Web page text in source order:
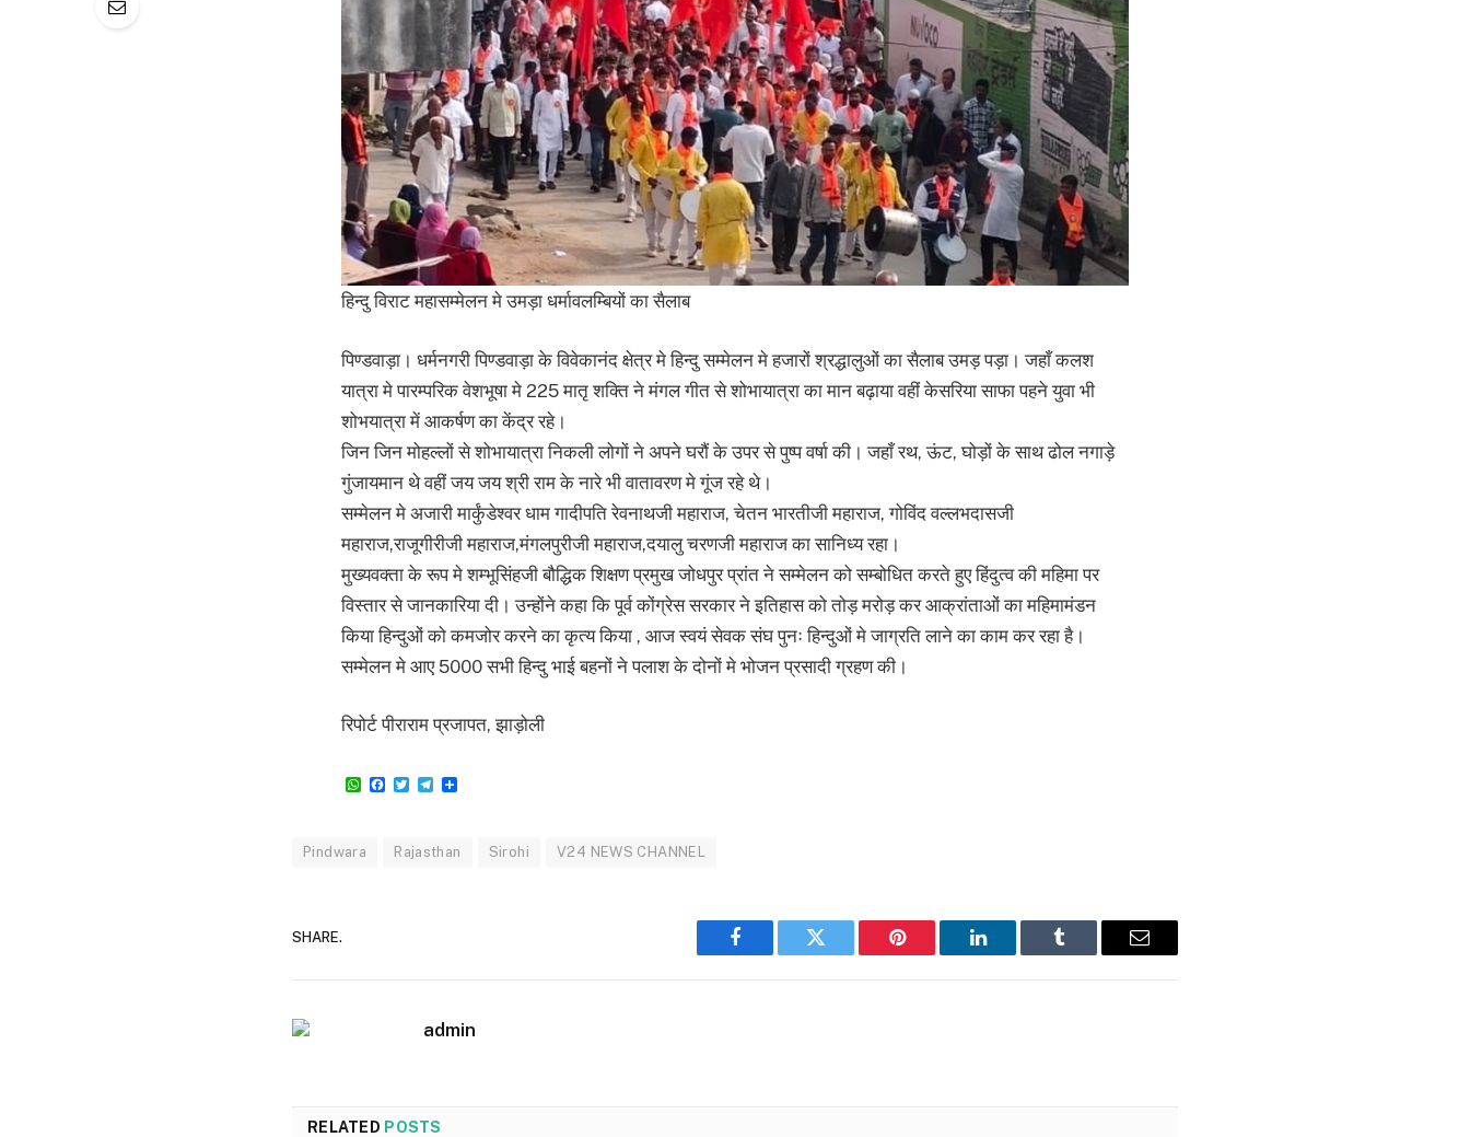
हिन्दु विराट महासम्मेलन मे उमड़ा धर्मावलम्बियों का सैलाब
पिण्डवाड़ा। धर्मनगरी पिण्डवाड़ा के विवेकानंद क्षेत्र मे हिन्दु सम्मेलन मे हजारों श्रद्धालुओं का सैलाब उमड़ पड़ा। जहाँ कलश
यात्रा मे पारम्परिक वेशभूषा मे 225 मातृ शक्ति ने मंगल गीत से शोभायात्रा का मान बढ़ाया वहीं केसरिया साफा पहने युवा भी
शोभयात्रा में आकर्षण का केंद्र रहे।
जिन जिन मोहल्लों से शोभायात्रा निकली लोगों ने अपने घरौं के उपर से पुष्प वर्षा की। जहाँ रथ, ऊंट, घोड़ों के साथ ढोल नगाड़े
गुंजायमान थे वहीं जय जय श्री राम के नारे भी वातावरण मे गूंज रहे थे।
सम्मेलन मे अजारी मार्कुंडेश्वर धाम गादीपति रेवनाथजी महाराज, चेतन भारतीजी महाराज, गोविंद वल्लभदासजी
महाराज,राजूगीरीजी महाराज,मंगलपुरीजी महाराज,दयालु चरणजी महाराज का सानिध्य रहा।
मुख्यवक्ता के रूप मे शम्भूसिंहजी बौद्धिक शिक्षण प्रमुख जोधपुर प्रांत ने सम्मेलन को सम्बोधित करते हुए हिंदुत्व की महिमा पर
विस्तार से जानकारिया दी। उन्होंने कहा कि पूर्व कोंग्रेस सरकार ने इतिहास को तोड़ मरोड़ कर आक्रांताओं का महिमामंडन
किया हिन्दुओं को कमजोर करने का कृत्य किया , आज स्वयं सेवक संघ पुनः हिन्दुओं मे जाग्रति लाने का काम कर रहा है।
सम्मेलन मे आए 5000 सभी हिन्दु भाई बहनों ने पलाश के दोनों मे भोजन प्रसादी ग्रहण की।
रिपोर्ट पीराराम प्रजापत, झाड़ोली
WhatsApp
Facebook
TwitterTelegram
Pindwara Rajasthan Sirohi V24 NEWS CHANNEL
SHARE.
Facebook Twitter Pinterest LinkedIn Tumblr Email
admin
RELATED POSTS